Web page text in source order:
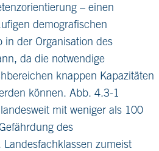
– einen
demografischen
in der Organisation des
da die notwendige
knappen Kapazitäten
können. Abb. 4.3-1
mit weniger als 100
des
zumeist